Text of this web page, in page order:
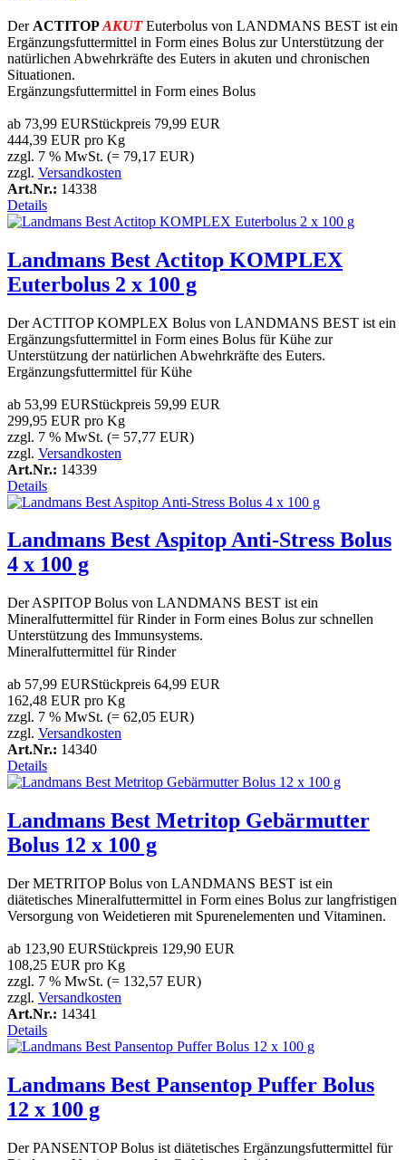
Der ACTITOPAKUT Euterbolus von LANDMANS BEST ist ein
Ergänzungsfuttermittel in Form eines Bolus zur Unterstützung der
natürlichen Abwehrkräfte des Euters in akuten und chronischen
Situationen.
Ergänzungsfuttermittel in Form eines Bolus
ab 73,99 EURStückpreis 79,99 EUR
444,39 EUR pro Kg
zzgl. 7 % MwSt. (= 79,17 EUR)
zzgl. Versandkosten
Art.Nr.: 14338
Details
Landmans Best Actitop KOMPLEX
Euterbolus 2 x 100 g
Der ACTITOP KOMPLEX Bolus von LANDMANS BEST ist ein
Ergänzungsfuttermittel in Form eines Bolus für Kühe zur
Unterstützung der natürlichen Abwehrkräfte des Euters.
Ergänzungsfuttermittel für Kühe
ab 53,99 EURStückpreis 59,99 EUR
299,95 EUR pro Kg
zzgl. 7 % MwSt. (= 57,77 EUR)
zzgl. Versandkosten
Art.Nr.: 14339
Details
Landmans Best Aspitop Anti-Stress Bolus
4 x 100 g
Der ASPITOP Bolus von LANDMANS BEST ist ein
Mineralfuttermittel für Rinder in Form eines Bolus zur schnellen
Unterstützung des Immunsystems.
Mineralfuttermittel für Rinder
ab 57,99 EURStückpreis 64,99 EUR
162,48 EUR pro Kg
zzgl. 7 % MwSt. (= 62,05 EUR)
zzgl. Versandkosten
Art.Nr.: 14340
Details
Landmans Best Metritop Gebärmutter
Bolus 12 x 100 g
Der METRITOP Bolus von LANDMANS BEST ist ein
diätetisches Mineralfuttermittel in Form eines Bolus zur langfristigen
Versorgung von Weidetieren mit Spurenelementen und Vitaminen.
ab 123,90 EURStückpreis 129,90 EUR
108,25 EUR pro Kg
zzgl. 7 % MwSt. (= 132,57 EUR)
zzgl. Versandkosten
Art.Nr.: 14341
Details
Landmans Best Pansentop Puffer Bolus
12 x 100 g
Der PANSENTOP Bolus ist diätetisches Ergänzungsfuttermittel für